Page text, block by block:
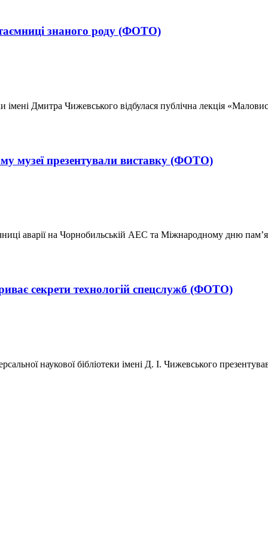
знаного роду (ФОТО)
імені Дмитра Чижевського відбулася публічна лекція
музеї презентували виставку (ФОТО)
аварії на Чорнобильській АЕС та Міжнародному дню
секрети технологій спецслужб (ФОТО)
наукової бібліотеки імені Д. І. Чижевського